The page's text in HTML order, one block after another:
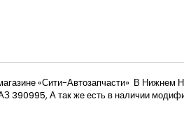
«Сити-Автозапчасти» В Нижнем
390995, А так же есть в наличии